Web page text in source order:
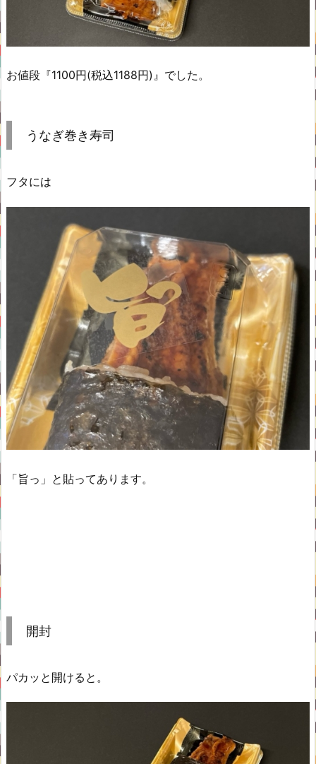
お値段『1100円(税込1188円)』でした。
うなぎ巻き寿司
フタには
「旨っ」と貼ってあります。
開封
パカッと開けると。